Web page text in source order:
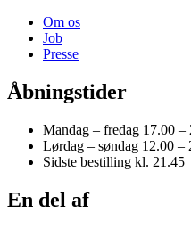
Om os
Job
Presse
Åbningstider
Mandag – fredag 17.00 –
Lørdag – søndag 12.00 –
Sidste bestilling kl. 21.45
En del af